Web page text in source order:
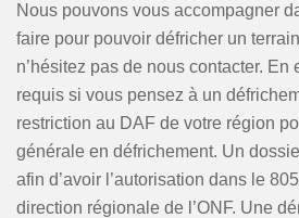
Nous pouvons vous accompagner
faire pour pouvoir défricher un
n’hésitez pas de nous contacter. En
requis si vous pensez à un
restriction au DAF de votre région
générale en défrichement. Un
afin d’avoir l’autorisation dans le
direction régionale de l’ONF. Une